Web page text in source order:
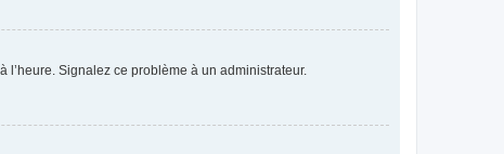
l’heure. Signalez ce problème à un administrateur.